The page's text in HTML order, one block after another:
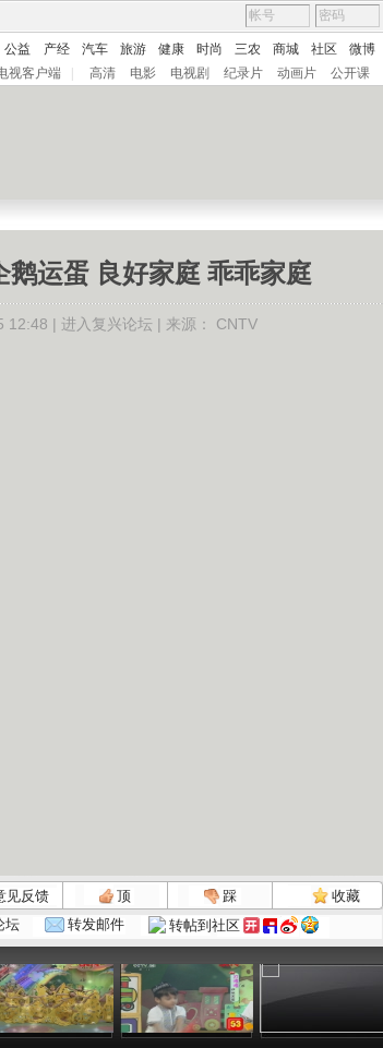
公益 产经 汽车 旅游 健康 时尚 三农 商城 社区 微博
视客户端 高清 电影 电视剧 纪录片 动画片 公开课
鹅运蛋 良好家庭 乖乖家庭
12:48 | 进入复兴论坛 | 来源： CNTV
见反馈 顶 踩
收藏
坛 转发邮件 转帖到社区
七巧板 2...
01:31
七巧板 2...
02:50
七巧板 2...
00:57